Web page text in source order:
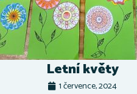
Letní květy
1 července, 2024